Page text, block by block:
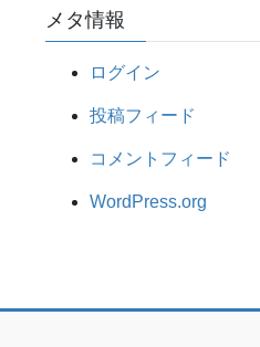
メタ情報
ログイン
投稿フィード
コメントフィード
WordPress.org